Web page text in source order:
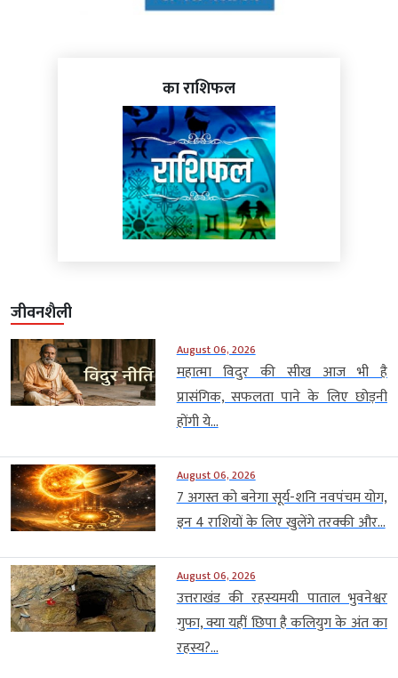
का राशिफल
जीवनशैली
August 06, 2026
महात्मा विदुर की सीख आज भी है
प्रासंगिक, सफलता पाने के लिए छोड़नी
होंगी ये...
August 06, 2026
7 अगस्त को बनेगा सूर्य-शनि नवपंचम योग,
इन 4 राशियों के लिए खुलेंगे तरक्की और...
August 06, 2026
उत्तराखंड की रहस्यमयी पाताल भुवनेश्वर
गुफा, क्या यहीं छिपा है कलियुग के अंत का
रहस्य?...